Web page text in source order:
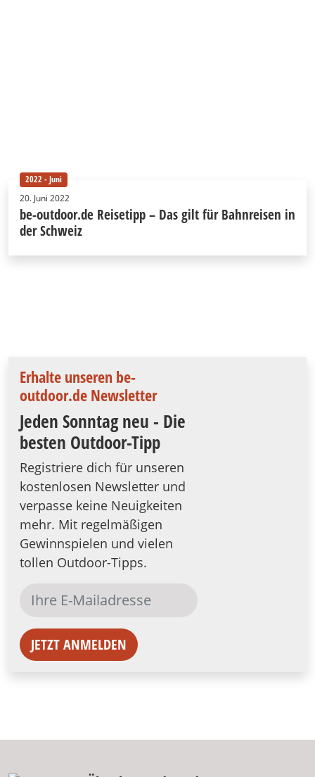
2022 - Juni
20. Juni 2022
be-outdoor.de Reisetipp – Das gilt für Bahnreisen in
der Schweiz
Erhalte unseren be-
outdoor.de Newsletter
Jeden Sonntag neu - Die
besten Outdoor-Tipp
Registriere dich für unseren
kostenlosen Newsletter und
verpasse keine Neuigkeiten
mehr. Mit regelmäßigen
Gewinnspielen und vielen
tollen Outdoor-Tipps.
JETZT ANMELDEN